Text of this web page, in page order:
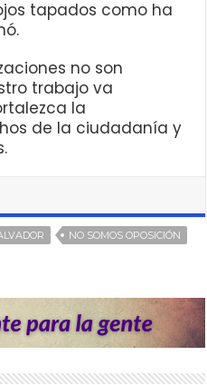
tapados como ha
no son
trabajo va
la
de la ciudadanía y
NO SOMOS OPOSICIÓN